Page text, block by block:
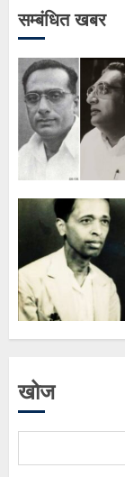
सम्बंधित खबर
खोज